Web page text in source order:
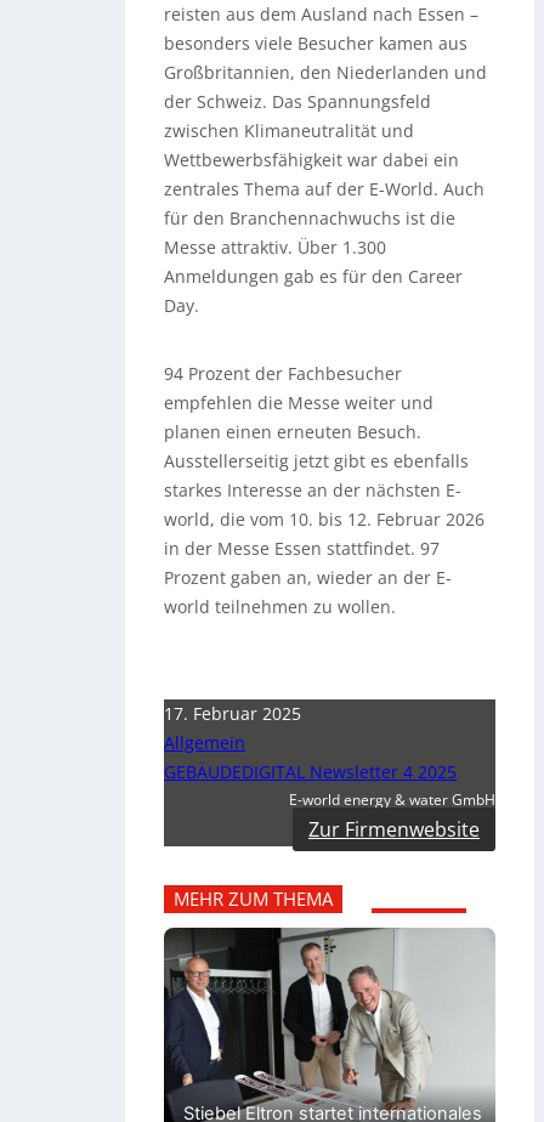
reisten aus dem Ausland nach Essen –
besonders viele Besucher kamen aus
Großbritannien, den Niederlanden und
der Schweiz. Das Spannungsfeld
zwischen Klimaneutralität und
Wettbewerbsfähigkeit war dabei ein
zentrales Thema auf der E-World. Auch
für den Branchennachwuchs ist die
Messe attraktiv. Über 1.300
Anmeldungen gab es für den Career
Day.
94 Prozent der Fachbesucher
empfehlen die Messe weiter und
planen einen erneuten Besuch.
Ausstellerseitig jetzt gibt es ebenfalls
starkes Interesse an der nächsten E-
world, die vom 10. bis 12. Februar 2026
in der Messe Essen stattfindet. 97
Prozent gaben an, wieder an der E-
world teilnehmen zu wollen.
17. Februar 2025
Allgemein
GEBÄUDEDIGITAL Newsletter 4 2025
E-world energy & water GmbH
Zur Firmenwebsite
MEHR ZUM THEMA
Stiebel Eltron startet internationales